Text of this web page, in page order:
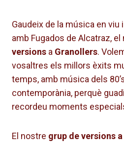
Gaudeix de la música en viu
amb Fugados de Alcatraz, el
versions a Granollers.
vosaltres els millors èxits
temps, amb música dels
contemporània, perquè
recordeu moments
El nostre grup de versions